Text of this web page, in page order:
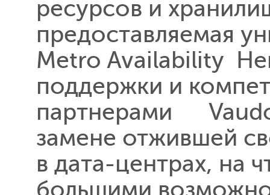
ресурсов и
предоставляемая
Metro Availability
поддержки и
партнерами
замене отжившей
в дата-центрах, на
большими